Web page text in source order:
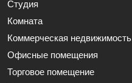
Студия
Комната
Коммерческая недвижимость
Офисные помещения
Торговое помещение